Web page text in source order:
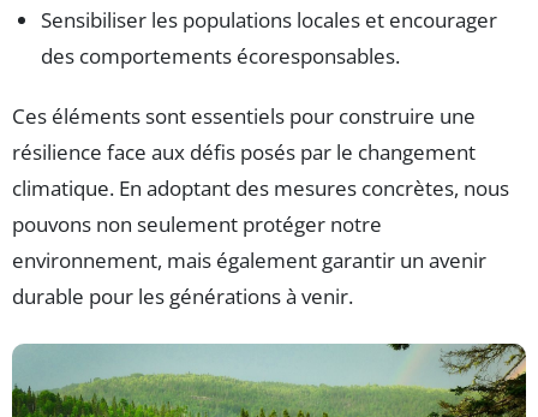
Sensibiliser les populations locales et encourager
des comportements écoresponsables.
Ces éléments sont essentiels pour construire une
résilience face aux défis posés par le changement
climatique. En adoptant des mesures concrètes, nous
pouvons non seulement protéger notre
environnement, mais également garantir un avenir
durable pour les générations à venir.